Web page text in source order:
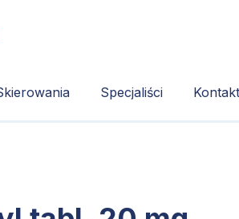
Specjaliści Kontakt